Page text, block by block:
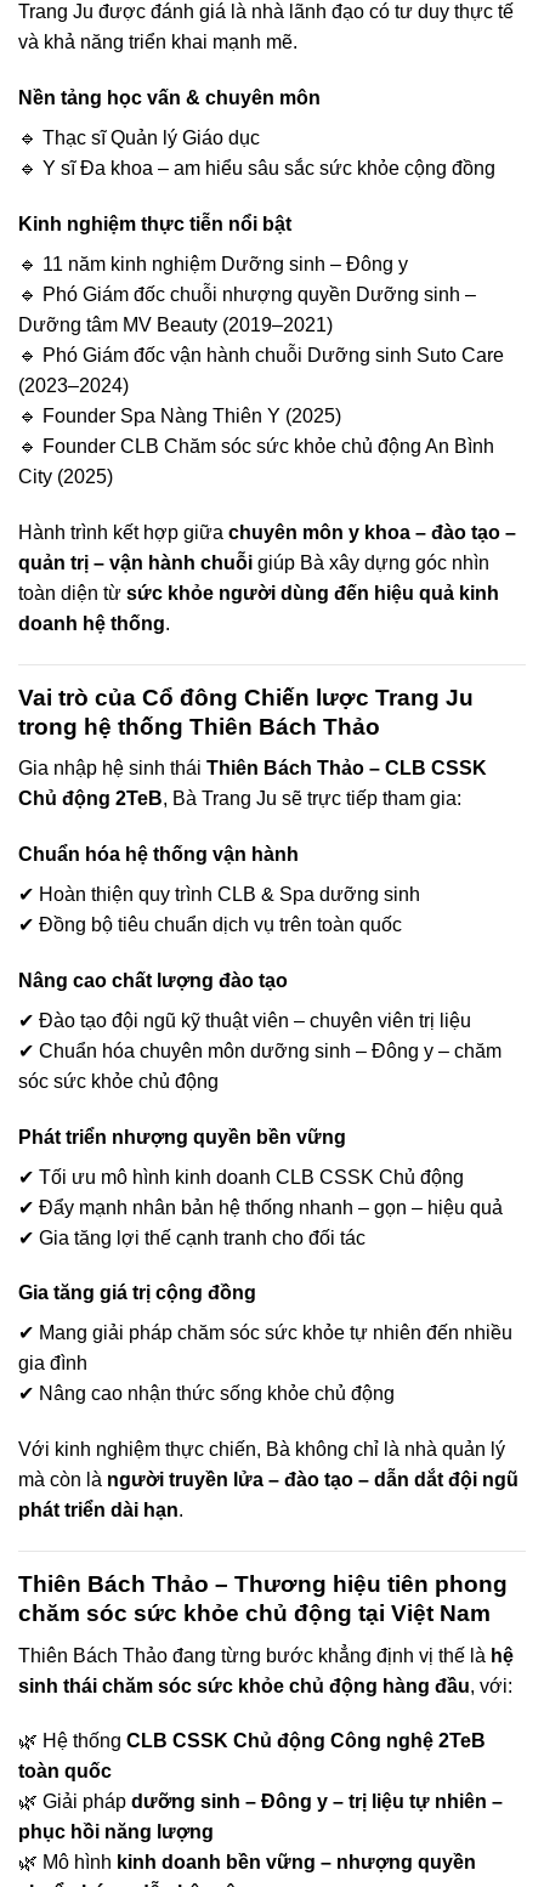
Trang Ju được đánh giá là nhà lãnh đạo có tư duy thực tế
và khả năng triển khai mạnh mẽ.
Nền tảng học vấn & chuyên môn
🔹 Thạc sĩ Quản lý Giáo dục
🔹 Y sĩ Đa khoa – am hiểu sâu sắc sức khỏe cộng đồng
Kinh nghiệm thực tiễn nổi bật
🔹 11 năm kinh nghiệm Dưỡng sinh – Đông y
🔹 Phó Giám đốc chuỗi nhượng quyền Dưỡng sinh –
Dưỡng tâm MV Beauty (2019–2021)
🔹 Phó Giám đốc vận hành chuỗi Dưỡng sinh Suto Care
(2023–2024)
🔹 Founder Spa Nàng Thiên Y (2025)
🔹 Founder CLB Chăm sóc sức khỏe chủ động An Bình
City (2025)
Hành trình kết hợp giữa chuyên môn y khoa – đào tạo –
quản trị – vận hành chuỗi giúp Bà xây dựng góc nhìn
toàn diện từ sức khỏe người dùng đến hiệu quả kinh
doanh hệ thống.
Vai trò của Cổ đông Chiến lược Trang Ju
trong hệ thống Thiên Bách Thảo
Gia nhập hệ sinh thái Thiên Bách Thảo – CLB CSSK
Chủ động 2TeB, Bà Trang Ju sẽ trực tiếp tham gia:
Chuẩn hóa hệ thống vận hành
✔ Hoàn thiện quy trình CLB & Spa dưỡng sinh
✔ Đồng bộ tiêu chuẩn dịch vụ trên toàn quốc
Nâng cao chất lượng đào tạo
✔ Đào tạo đội ngũ kỹ thuật viên – chuyên viên trị liệu
✔ Chuẩn hóa chuyên môn dưỡng sinh – Đông y – chăm
sóc sức khỏe chủ động
Phát triển nhượng quyền bền vững
✔ Tối ưu mô hình kinh doanh CLB CSSK Chủ động
✔ Đẩy mạnh nhân bản hệ thống nhanh – gọn – hiệu quả
✔ Gia tăng lợi thế cạnh tranh cho đối tác
Gia tăng giá trị cộng đồng
✔ Mang giải pháp chăm sóc sức khỏe tự nhiên đến nhiều
gia đình
✔ Nâng cao nhận thức sống khỏe chủ động
Với kinh nghiệm thực chiến, Bà không chỉ là nhà quản lý
mà còn là người truyền lửa – đào tạo – dẫn dắt đội ngũ
phát triển dài hạn.
Thiên Bách Thảo – Thương hiệu tiên phong
chăm sóc sức khỏe chủ động tại Việt Nam
Thiên Bách Thảo đang từng bước khẳng định vị thế là hệ
sinh thái chăm sóc sức khỏe chủ động hàng đầu, với:
🌿 Hệ thống CLB CSSK Chủ động Công nghệ 2TeB
toàn quốc
🌿 Giải pháp dưỡng sinh – Đông y – trị liệu tự nhiên –
phục hồi năng lượng
🌿 Mô hình kinh doanh bền vững – nhượng quyền